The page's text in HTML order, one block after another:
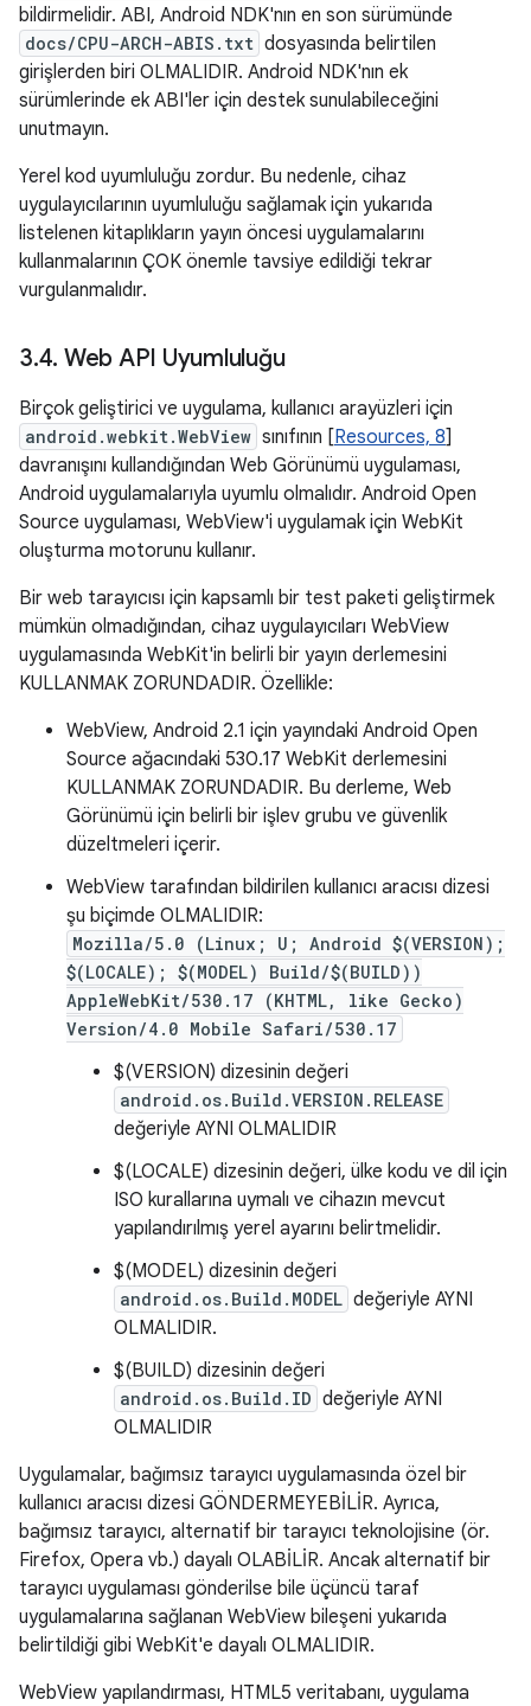
bildirmelidir. ABI, Android NDK'nın en son sürümünde
docs/CPU-ARCH-ABIS.txt dosyasında belirtilen
girişlerden biri OLMALIDIR. Android NDK'nın ek
sürümlerinde ek ABI'ler için destek sunulabileceğini
unutmayın.
Yerel kod uyumluluğu zordur. Bu nedenle, cihaz
uygulayıcılarının uyumluluğu sağlamak için yukarıda
listelenen kitaplıkların yayın öncesi uygulamalarını
kullanmalarının ÇOK önemle tavsiye edildiği tekrar
vurgulanmalıdır.
3.4. Web API Uyumluluğu
Birçok geliştirici ve uygulama, kullanıcı arayüzleri için
android.webkit.WebView sınıfının [Resources, 8]
davranışını kullandığından Web Görünümü uygulaması,
Android uygulamalarıyla uyumlu olmalıdır. Android Open
Source uygulaması, WebView'i uygulamak için WebKit
oluşturma motorunu kullanır.
Bir web tarayıcısı için kapsamlı bir test paketi geliştirmek
mümkün olmadığından, cihaz uygulayıcıları WebView
uygulamasında WebKit'in belirli bir yayın derlemesini
KULLANMAK ZORUNDADIR. Özellikle:
WebView, Android 2.1 için yayındaki Android Open
Source ağacındaki 530.17 WebKit derlemesini
KULLANMAK ZORUNDADIR. Bu derleme, Web
Görünümü için belirli bir işlev grubu ve güvenlik
düzeltmeleri içerir.
WebView tarafından bildirilen kullanıcı aracısı dizesi
şu biçimde OLMALIDIR:
Mozilla/5.0 (Linux; U; Android $(VERSION);
$(LOCALE); $(MODEL) Build/$(BUILD))
AppleWebKit/530.17 (KHTML, like Gecko)
Version/4.0 Mobile Safari/530.17
$(VERSION) dizesinin değeri
android.os.Build.VERSION.RELEASE
değeriyle AYNI OLMALIDIR
$(LOCALE) dizesinin değeri, ülke kodu ve dil için
ISO kurallarına uymalı ve cihazın mevcut
yapılandırılmış yerel ayarını belirtmelidir.
$(MODEL) dizesinin değeri
android.os.Build.MODEL değeriyle AYNI
OLMALIDIR.
$(BUILD) dizesinin değeri
android.os.Build.ID değeriyle AYNI
OLMALIDIR
Uygulamalar, bağımsız tarayıcı uygulamasında özel bir
kullanıcı aracısı dizesi GÖNDERMEYEBİLİR. Ayrıca,
bağımsız tarayıcı, alternatif bir tarayıcı teknolojisine (ör.
Firefox, Opera vb.) dayalı OLABİLİR. Ancak alternatif bir
tarayıcı uygulaması gönderilse bile üçüncü taraf
uygulamalarına sağlanan WebView bileşeni yukarıda
belirtildiği gibi WebKit'e dayalı OLMALIDIR.
WebView yapılandırması, HTML5 veritabanı, uygulama